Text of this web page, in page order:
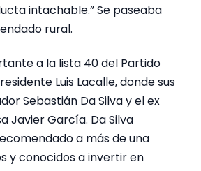
intachable.” Se paseaba
rural.
a la lista 40 del Partido
Luis Lacalle, donde sus
Sebastián Da Silva y el ex
Javier García. Da Silva
a más de una
y conocidos a invertir en